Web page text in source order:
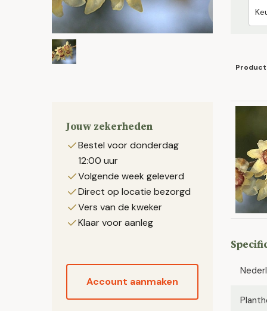
Jouw zekerheden
Bestel voor donderdag
12:00 uur
Volgende week geleverd
Direct op locatie bezorgd
Vers van de kweker
Klaar voor aanleg
Account aanmaken
Product